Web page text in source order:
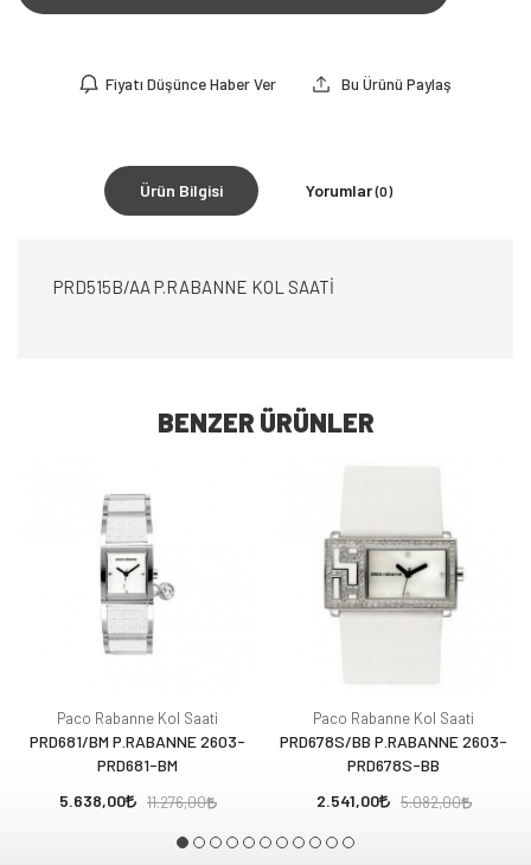
Fiyatı Düşünce Haber Ver Bu Ürünü Paylaş
Ürün Bilgisi Yorumlar(0)
PRD515B/AA P.RABANNE KOL SAATİ
BENZER ÜRÜNLER
Paco Rabanne Kol Saati
PRD681/BM P.RABANNE 2603-
PRD681-BM
5.638,00
11.276,00
Paco Rabanne Kol Saati
PRD678S/BB P.RABANNE 2603-
PRD678S-BB
2.541,00
5.082,00